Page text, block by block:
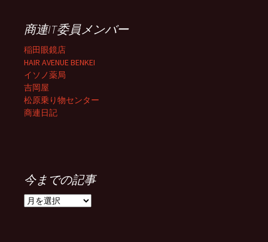
商連IT委員メンバー
稲田眼鏡店
HAIR AVENUE BENKEI
イソノ薬局
吉岡屋
松原乗り物センター
商連日記
今までの記事
今